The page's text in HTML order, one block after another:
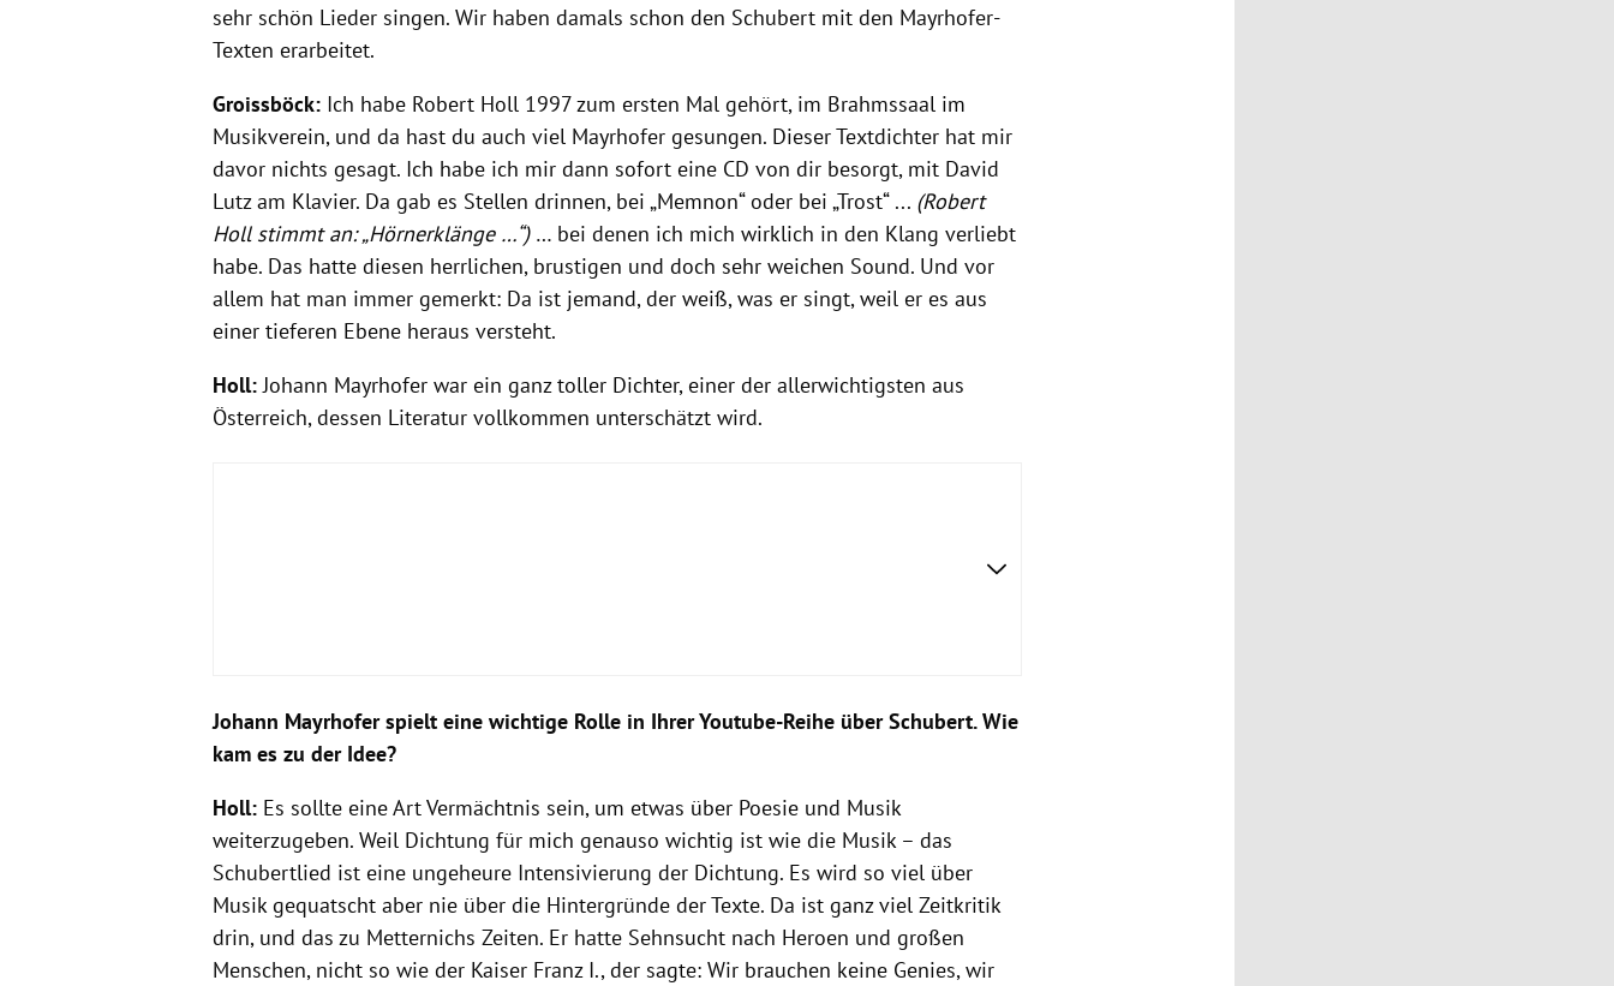
sehr schön Lieder singen. Wir haben damals schon den Schubert mit den Mayrhofer-
Texten erarbeitet.
Groissböck: Ich habe Robert Holl 1997 zum ersten Mal gehört, im Brahmssaal im
Musikverein, und da hast du auch viel Mayrhofer gesungen. Dieser Textdichter hat mir
davor nichts gesagt. Ich habe ich mir dann sofort eine CD von dir besorgt, mit David
Lutz am Klavier. Da gab es Stellen drinnen, bei „Memnon“ oder bei „Trost“ ... (Robert
Holl stimmt an: „Hörnerklänge …“)… bei denen ich mich wirklich in den Klang verliebt
habe. Das hatte diesen herrlichen, brustigen und doch sehr weichen Sound. Und vor
allem hat man immer gemerkt: Da ist jemand, der weiß, was er singt, weil er es aus
einer tieferen Ebene heraus versteht.
Holl:Johann Mayrhofer war ein ganz toller Dichter, einer der allerwichtigsten aus
Österreich, dessen Literatur vollkommen unterschätzt wird.
Johann Mayrhofer spielt eine wichtige Rolle in Ihrer Youtube-Reihe über Schubert. Wie
kam es zu der Idee?
Holl:Es sollte eine Art Vermächtnis sein, um etwas über Poesie und Musik
weiterzugeben. Weil Dichtung für mich genauso wichtig ist wie die Musik – das
Schubertlied ist eine ungeheure Intensivierung der Dichtung. Es wird so viel über
Musik gequatscht aber nie über die Hintergründe der Texte. Da ist ganz viel Zeitkritik
drin, und das zu Metternichs Zeiten. Er hatte Sehnsucht nach Heroen und großen
Menschen, nicht so wie der Kaiser Franz I., der sagte: Wir brauchen keine Genies, wir